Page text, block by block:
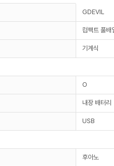
GDEVIL
컴팩트 풀배
기계식
O
내장 배터리
USB
후아노